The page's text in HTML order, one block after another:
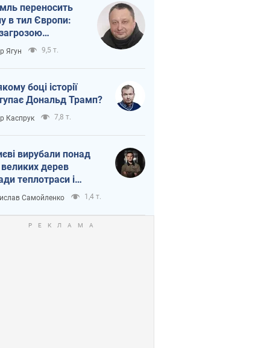
переносить
в тил Європи:
логістика
Ягун 9,5 т.
боці історії
Дональд Трамп?
Каспрук 7,8 т.
вирубали понад
дерев
теплотраси і
Генплану
Самойленко 1,4 т.